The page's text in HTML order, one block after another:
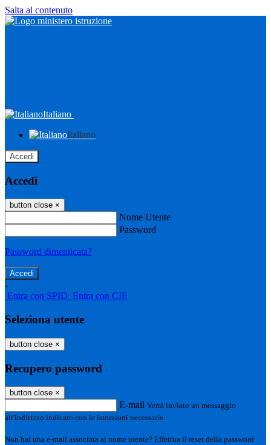
Salta al contenuto
Italiano
Italiano
Accedi
Accedi
button close ×
Nome Utente
Password
Password dimenticata?
-
Entra con SPID Entra con CIE
Seleziona utente
button close ×
Recupero password
button close ×
E-mail Verrà inviato un messaggio
all'indirizzo indicato con le istruzioni necessarie.
Non hai una e-mail associata al nome utente? Effettua il reset della password